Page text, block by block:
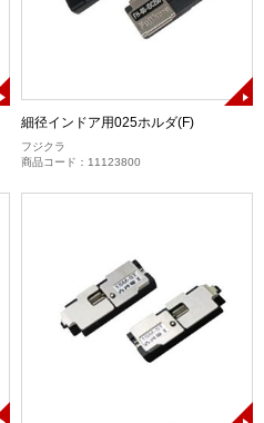
細径インドア用025ホルダ(F)
フジクラ
商品コード：11123800